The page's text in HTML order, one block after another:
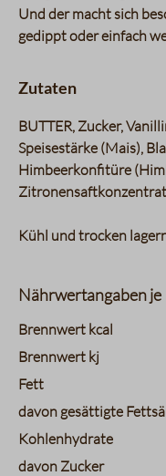
Und der macht sich
gedippt oder einfach
Zutaten
BUTTER, Zucker,
Speisestärke (Mais),
Himbeerkonfitüre
Kühl und trocken
Nährwertangaben je
Brennwert kcal
Brennwert kj
Fett
davon gesättigte
Kohlenhydrate
davon Zucker